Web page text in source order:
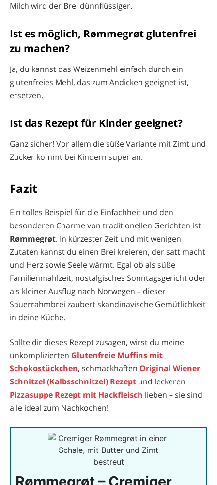
Milch wird der Brei dünnflüssiger.
Ist es möglich, Rømmegrøt glutenfrei
zu machen?
Ja, du kannst das Weizenmehl einfach durch ein
glutenfreies Mehl, das zum Andicken geeignet ist,
ersetzen.
Ist das Rezept für Kinder geeignet?
Ganz sicher! Vor allem die süße Variante mit Zimt und
Zucker kommt bei Kindern super an.
Fazit
Ein tolles Beispiel für die Einfachheit und den
besonderen Charme von traditionellen Gerichten ist
Rømmegrøt. In kürzester Zeit und mit wenigen
Zutaten kannst du einen Brei kreieren, der satt macht
und Herz sowie Seele wärmt. Egal ob als süße
Familienmahlzeit, nostalgisches Sonntagsgericht oder
als kleiner Ausflug nach Norwegen – dieser
Sauerrahmbrei zaubert skandinavische Gemütlichkeit
in deine Küche.
Sollte dir dieses Rezept zusagen, wirst du meine
unkomplizierten Glutenfreie Muffins mit
Schokostückchen, schmackhaften Original Wiener
Schnitzel (Kalbsschnitzel) Rezept und leckeren
Pizzasuppe Rezept mit Hackfleisch lieben – sie sind
alle ideal zum Nachkochen!
Rømmegrøt – Cremiger